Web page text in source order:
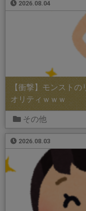
2026.08.04
【衝撃】モンストの
オリティｗｗｗ
その他
2026.08.03